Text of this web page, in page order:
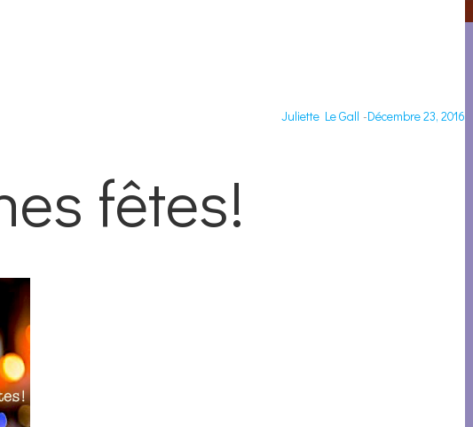
Juliette Le Gall -Décembre 23, 2016
fêtes!